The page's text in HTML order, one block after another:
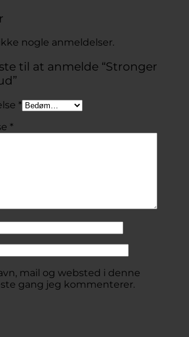
nogle anmeldelser.
til at anmelde “Stronger
*
*
mail og websted i denne
gang jeg kommenterer.